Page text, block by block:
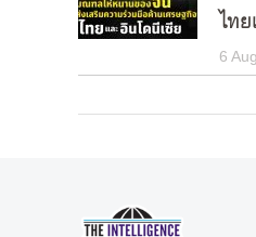
ไท
6